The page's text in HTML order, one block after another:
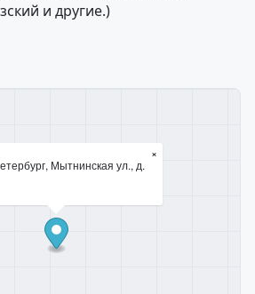
и другие.)
Мытнинская ул., д.
×